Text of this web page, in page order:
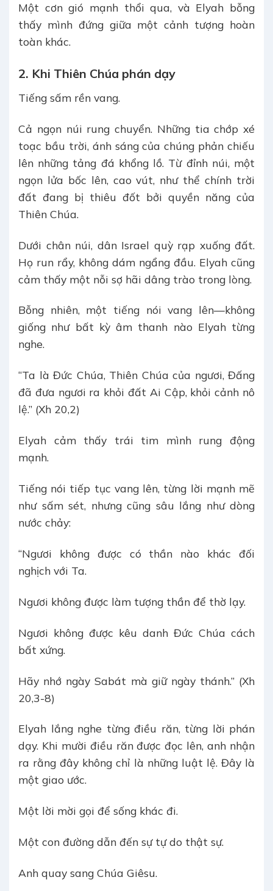
Một cơn gió mạnh thổi qua, và Elyah bỗng
thấy mình đứng giữa một cảnh tượng hoàn
toàn khác.
2. Khi Thiên Chúa phán dạy
Tiếng sấm rền vang.
Cả ngọn núi rung chuyển. Những tia chớp xé
toạc bầu trời, ánh sáng của chúng phản chiếu
lên những tảng đá khổng lồ. Từ đỉnh núi, một
ngọn lửa bốc lên, cao vút, như thể chính trời
đất đang bị thiêu đốt bởi quyền năng của
Thiên Chúa.
Dưới chân núi, dân Israel quỳ rạp xuống đất.
Họ run rẩy, không dám ngẩng đầu. Elyah cũng
cảm thấy một nỗi sợ hãi dâng trào trong lòng.
Bỗng nhiên, một tiếng nói vang lên—không
giống như bất kỳ âm thanh nào Elyah từng
nghe.
“Ta là Đức Chúa, Thiên Chúa của ngươi, Đấng
đã đưa ngươi ra khỏi đất Ai Cập, khỏi cảnh nô
lệ.” (Xh 20,2)
Elyah cảm thấy trái tim mình rung động
mạnh.
Tiếng nói tiếp tục vang lên, từng lời mạnh mẽ
như sấm sét, nhưng cũng sâu lắng như dòng
nước chảy:
“Ngươi không được có thần nào khác đối
nghịch với Ta.
Ngươi không được làm tượng thần để thờ lạy.
Ngươi không được kêu danh Đức Chúa cách
bất xứng.
Hãy nhớ ngày Sabát mà giữ ngày thánh.” (Xh
20,3-8)
Elyah lắng nghe từng điều răn, từng lời phán
dạy. Khi mười điều răn được đọc lên, anh nhận
ra rằng đây không chỉ là những luật lệ. Đây là
một giao ước.
Một lời mời gọi để sống khác đi.
Một con đường dẫn đến sự tự do thật sự.
Anh quay sang Chúa Giêsu.